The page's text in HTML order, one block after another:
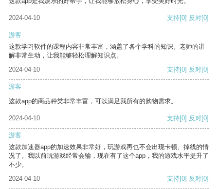
2024-04-10 支持[0] 反对[0]
游客
这款学习软件的课程内容非常丰富，涵盖了各个学科的知识。老师的讲
解非常生动，让我能够轻松理解知识点。
2024-04-10
支持[0] 反对[0]
游客
这款app的商品种类非常丰富，可以满足我所有的购物需求。
2024-04-10 支持[0] 反对[0]
游客
这款加速器app的加速效果非常好，玩游戏再也不会出现卡顿、掉线的情
况了。我以前玩游戏经常会输，现在有了这个app，我的游戏水平提升了
不少。
2024-04-10
支持[0] 反对[0]